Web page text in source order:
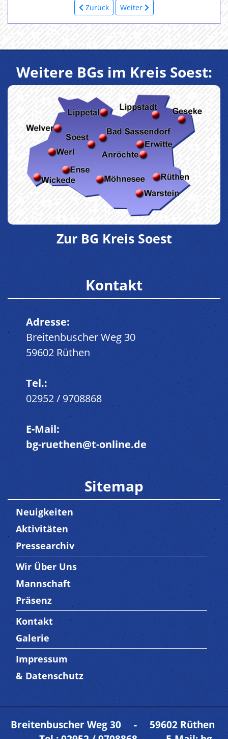
Zurück Weiter
Weitere BGs im Kreis Soest:
Zur BG Kreis Soest
Kontakt
Adresse:
Breitenbuscher Weg 30
59602 Rüthen
Tel.:
02952 / 9708868
E-Mail:
bg-ruethen@t-online.de
Sitemap
Neuigkeiten
Aktivitäten
Pressearchiv
Trenner3
Wir Über Uns
Mannschaft
Präsenz
Trenner4
Kontakt
Galerie
Trenner 5
Impressum
& Datenschutz
Breitenbuscher Weg 30 - 59602 Rüthen